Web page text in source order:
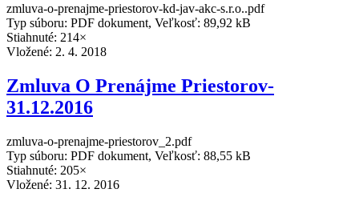
zmluva-o-prenajme-priestorov-kd-jav-akc-s.r.o..pdf
Typ súboru: PDF dokument, Veľkosť: 89,92 kB
Stiahnuté: 214×
Vložené: 2. 4. 2018
Zmluva O Prenájme Priestorov-
31.12.2016
zmluva-o-prenajme-priestorov_2.pdf
Typ súboru: PDF dokument, Veľkosť: 88,55 kB
Stiahnuté: 205×
Vložené: 31. 12. 2016